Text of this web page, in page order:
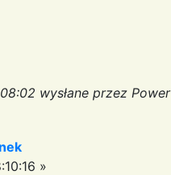
wysłane przez Power
»